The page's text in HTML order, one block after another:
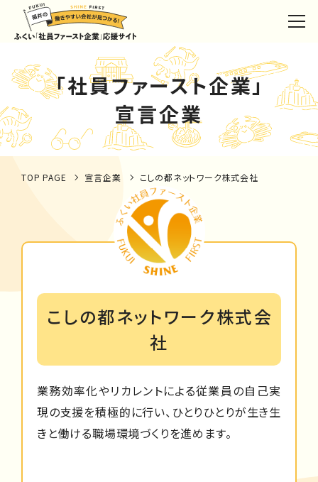
「社員ファースト企業」
宣言企業
TOP PAGE 宣言企業 こしの都ネットワーク株式会社
こしの都ネットワーク株式会
社
業務効率化やリカレントによる従業員の自己実
現の支援を積極的に行い、ひとりひとりが生き生
きと働ける職場環境づくりを進めます。